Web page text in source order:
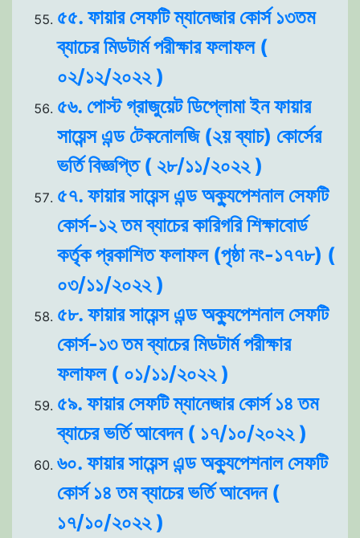
৫৫. ফায়ার সেফটি ম্যানেজার কোর্স ১৩তম
ব্যাচের মিডটার্ম পরীক্ষার ফলাফল (
০২/১২/২০২২ )
৫৬. পোস্ট গ্রাজুয়েট ডিপ্লোমা ইন ফায়ার
সায়েন্স এন্ড টেকনোলজি (২য় ব্যাচ) কোর্সের
ভর্তি বিজ্ঞপ্তি ( ২৮/১১/২০২২ )
৫৭. ফায়ার সায়েন্স এন্ড অক্যুপেশনাল সেফটি
কোর্স-১২ তম ব্যাচের কারিগরি শিক্ষাবোর্ড
কর্তৃক প্রকাশিত ফলাফল (পৃষ্ঠা নং-১৭৭৮) (
০৩/১১/২০২২ )
৫৮. ফায়ার সায়েন্স এন্ড অক্যুপেশনাল সেফটি
কোর্স-১৩ তম ব্যাচের মিডটার্ম পরীক্ষার
ফলাফল ( ০১/১১/২০২২ )
৫৯. ফায়ার সেফটি ম্যানেজার কোর্স ১৪ তম
ব্যাচের ভর্তি আবেদন ( ১৭/১০/২০২২ )
৬০. ফায়ার সায়েন্স এন্ড অক্যুপেশনাল সেফটি
কোর্স ১৪ তম ব্যাচের ভর্তি আবেদন (
১৭/১০/২০২২ )